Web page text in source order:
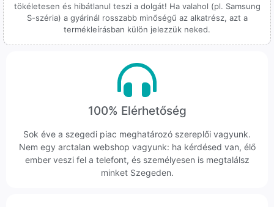
tökéletesen és hibátlanul teszi a dolgát! Ha valahol (pl. Samsung
S-széria) a gyárinál rosszabb minőségű az alkatrész, azt a
termékleírásban külön jelezzük neked.
100% Elérhetőség
Sok éve a szegedi piac meghatározó szereplői vagyunk.
Nem egy arctalan webshop vagyunk: ha kérdésed van, élő
ember veszi fel a telefont, és személyesen is megtalálsz
minket Szegeden.